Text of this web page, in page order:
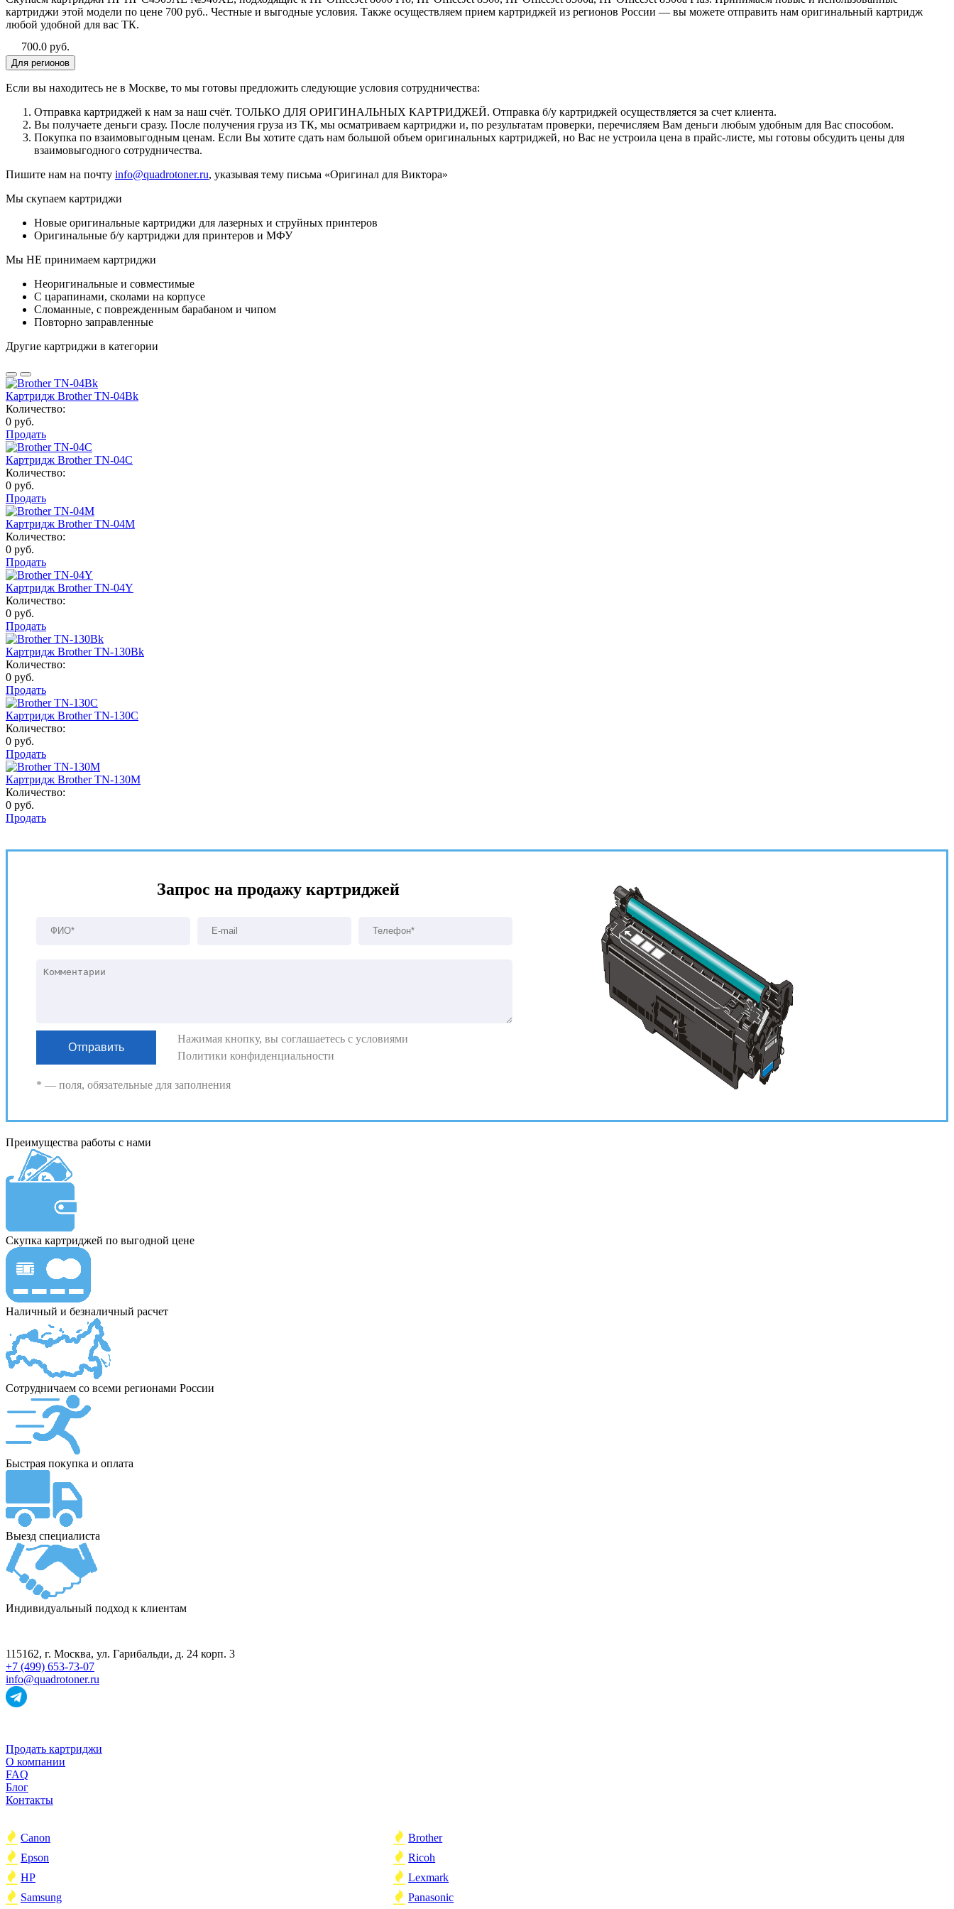
картриджи этой модели по цене 700 руб.. Честные и выгодные условия. Также осуществляем прием картриджей из регионов России — вы можете отправить нам оригинальный картридж
любой удобной для вас ТК.
700.0 руб.
Для регионов
Если вы находитесь не в Москве, то мы готовы предложить следующие условия сотрудничества:
Отправка картриджей к нам за наш счёт. ТОЛЬКО ДЛЯ ОРИГИНАЛЬНЫХ КАРТРИДЖЕЙ. Отправка б/у картриджей осуществляется за счет клиента.
Вы получаете деньги сразу. После получения груза из ТК, мы осматриваем картриджи и, по результатам проверки, перечисляем Вам деньги любым удобным для Вас способом.
Покупка по взаимовыгодным ценам. Если Вы хотите сдать нам большой объем оригинальных картриджей, но Вас не устроила цена в прайс-листе, мы готовы обсудить цены для
взаимовыгодного сотрудничества.
Пишите нам на почту info@quadrotoner.ru, указывая тему письма «Оригинал для Виктора»
Мы скупаем картриджи
Новые оригинальные картриджи для лазерных и струйных принтеров
Оригинальные б/у картриджи для принтеров и МФУ
Мы НЕ принимаем картриджи
Неоригинальные и совместимые
С царапинами, сколами на корпусе
Сломанные, с поврежденным барабаном и чипом
Повторно заправленные
Другие картриджи в категории
Картридж Brother TN-04Bk
Количество:
0 руб.
Продать
Картридж Brother TN-04C
Количество:
0 руб.
Продать
Картридж Brother TN-04M
Количество:
0 руб.
Продать
Картридж Brother TN-04Y
Количество:
0 руб.
Продать
Картридж Brother TN-130Bk
Количество:
0 руб.
Продать
Картридж Brother TN-130C
Количество:
0 руб.
Продать
Картридж Brother TN-130M
Количество:
0 руб.
Продать
Запрос на продажу картриджей
Нажимая кнопку, вы соглашаетесь с условиями
Политики конфиденциальности
* — поля, обязательные для заполнения
Преимущества работы с нами
Скупка картриджей по выгодной цене
Наличный и безналичный расчет
Сотрудничаем со всеми регионами России
Быстрая покупка и оплата
Выезд специалиста
Индивидуальный подход к клиентам
115162, г. Москва, ул. Гарибальди, д. 24 корп. 3
+7 (499) 653-73-07
info@quadrotoner.ru
Продать картриджи
О компании
FAQ
Блог
Контакты
Canon
Brother
Epson
Ricoh
HP
Lexmark
Samsung
Panasonic